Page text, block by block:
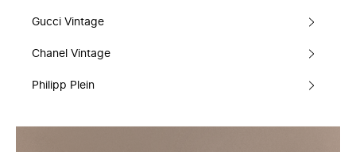
Gucci Vintage
Chanel Vintage
Philipp Plein